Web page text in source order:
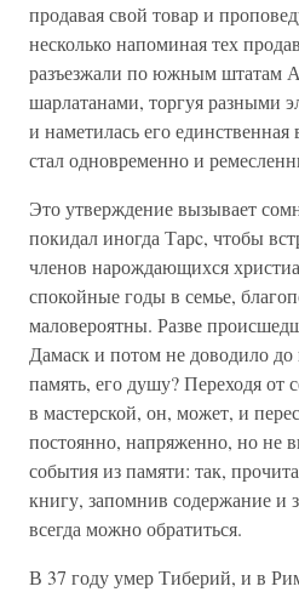
продавая свой товар и
несколько напоминая тех
разъезжали по южным штатам
шарлатанами, торгуя разными
и наметилась его единственная
стал одновременно и
Это утверждение вызывает
покидал иногда Тарc, чтобы
членов нарождающихся
спокойные годы в семье,
маловероятны. Разве
Дамаск и потом не доводило до
память, его душу? Переходя от
в мастерской, он, может, и
постоянно, напряженно, но не
события из памяти: так,
книгу, запомнив содержание и
всегда можно обратиться.
В 37 году умер Тиберий, и в